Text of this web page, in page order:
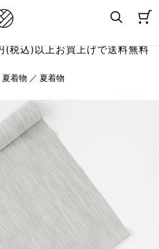
税込)以上お買上げで送料無料
夏着物 ／ 夏着物